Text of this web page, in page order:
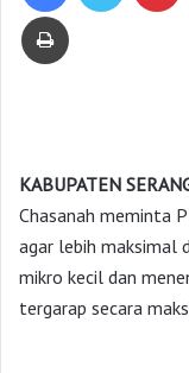
KABUPATEN
Chasanah meminta
agar lebih maksimal
mikro kecil dan
tergarap secara